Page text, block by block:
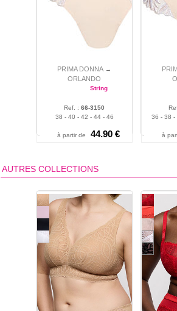
PRIMA DONNA →
ORLANDO
String
Ref. : 66-3150
38 - 40 - 42 - 44 - 46
à partir de 44.90 €
36 - 38 -
à
AUTRES COLLECTIONS